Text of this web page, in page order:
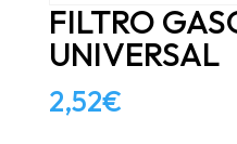
FILTRO
UNIVERSAL
2,52€